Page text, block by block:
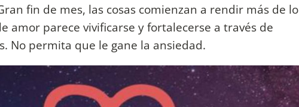
fin de mes, las cosas comienzan a rendir más de lo
amor parece vivificarse y fortalecerse a través de
No permita que le gane la ansiedad.